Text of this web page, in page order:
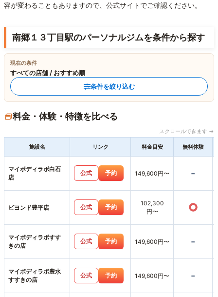
容が変わることもありますので、公式サイトでご確認ください。
南郷１３丁目駅のパーソナルジムを条件から探す
現在の条件
すべての店舗 / おすすめ順
条件を絞り込む
料金・体験・特徴を比べる
スクロールできます →
施設名 リンク 料金目安 無料体験
マイボディラボ白石
店
公式 予約 149,600円〜 -
ビヨンド豊平店 公式 予約
102,300
円〜
○
マイボディラボすす
きの店
公式 予約 149,600円〜 -
マイボディラボ豊水
すすきの店
公式 予約 149,600円〜 -